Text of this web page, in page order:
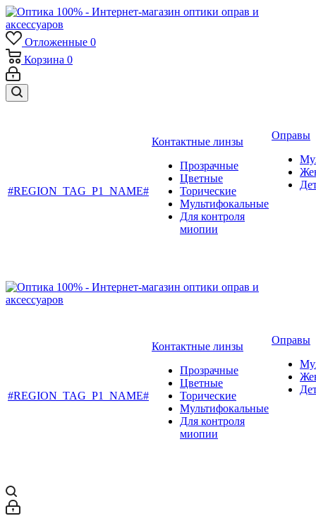
Отложенные 0
Корзина 0
#REGION_TAG_P1_NAME#
Контактные линзы
Прозрачные
Цветные
Торические
Мультифокальные
Для контроля
миопии
Оправы
#REGION_TAG_P1_NAME#
Контактные линзы
Прозрачные
Цветные
Торические
Мультифокальные
Для контроля
миопии
Оправы